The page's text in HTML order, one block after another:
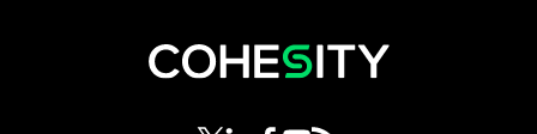
s’ouvre dans un nouvel onglet
s’ouvre dans un nouvel onglet
s’ouvre dans un nouvel onglet
s’ouvre dans un nouvel
s’ouvre dans un nouvel